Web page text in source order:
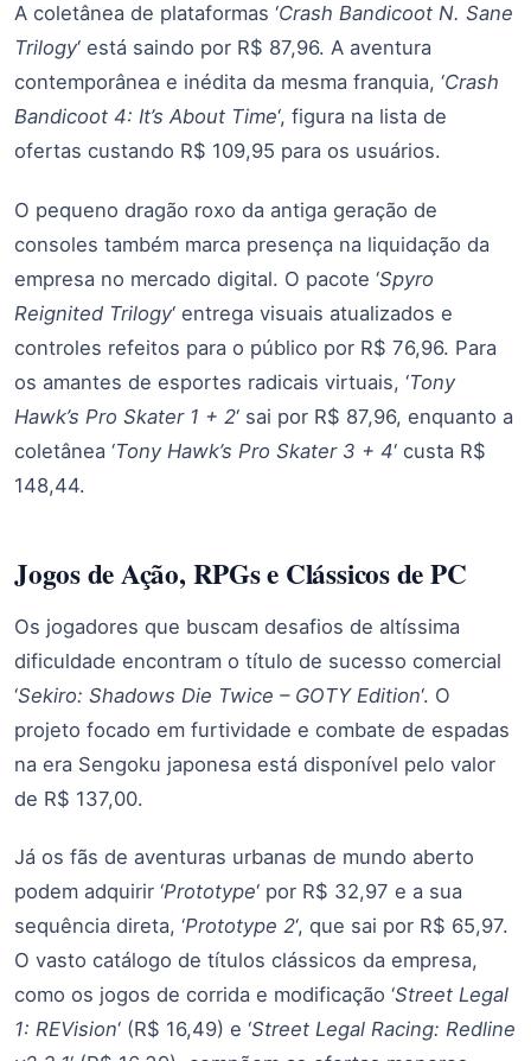
A coletânea de plataformas ‘Crash Bandicoot N. Sane
Trilogy‘ está saindo por R$ 87,96. A aventura
contemporânea e inédita da mesma franquia, ‘Crash
Bandicoot 4: It’s About Time‘, figura na lista de
ofertas custando R$ 109,95 para os usuários.
O pequeno dragão roxo da antiga geração de
consoles também marca presença na liquidação da
empresa no mercado digital. O pacote ‘Spyro
Reignited Trilogy‘ entrega visuais atualizados e
controles refeitos para o público por R$ 76,96. Para
os amantes de esportes radicais virtuais, ‘Tony
Hawk’s Pro Skater 1 + 2‘ sai por R$ 87,96, enquanto a
coletânea ‘Tony Hawk’s Pro Skater 3 + 4‘ custa R$
148,44.
Jogos de Ação, RPGs e Clássicos de PC
Os jogadores que buscam desafios de altíssima
dificuldade encontram o título de sucesso comercial
‘Sekiro: Shadows Die Twice – GOTY Edition‘. O
projeto focado em furtividade e combate de espadas
na era Sengoku japonesa está disponível pelo valor
de R$ 137,00.
Já os fãs de aventuras urbanas de mundo aberto
podem adquirir ‘Prototype‘ por R$ 32,97 e a sua
sequência direta, ‘Prototype 2‘, que sai por R$ 65,97.
O vasto catálogo de títulos clássicos da empresa,
como os jogos de corrida e modificação ‘Street Legal
1: REVision‘ (R$ 16,49) e ‘Street Legal Racing: Redline